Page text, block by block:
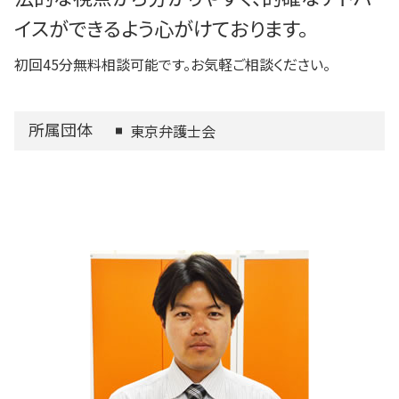
イスができるよう心がけております。
初回45分無料相談可能です。お気軽ご相談ください。
所属団体 東京弁護士会